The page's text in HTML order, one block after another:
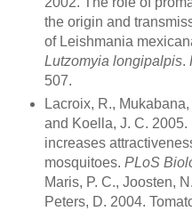
the origin and
of Leishmania
Lutzomyia longipalpis.
507.
Lacroix, R.,
and Koella, J. C.
increases
mosquitoes. PLoS
Maris, P. C., Joosten,
Peters, D. 2004.